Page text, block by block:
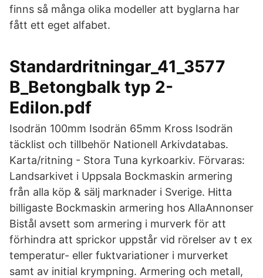
finns så många olika modeller att byglarna har
fått ett eget alfabet.
Standardritningar_41_3577
B_Betongbalk typ 2-
Edilon.pdf
Isodrän 100mm Isodrän 65mm Kross Isodrän
täcklist och tillbehör Nationell Arkivdatabas.
Karta/ritning - Stora Tuna kyrkoarkiv. Förvaras:
Landsarkivet i Uppsala Bockmaskin armering
från alla köp & sälj marknader i Sverige. Hitta
billigaste Bockmaskin armering hos AllaAnnonser
Bistål avsett som armering i murverk för att
förhindra att sprickor uppstår vid rörelser av t ex
temperatur- eller fuktvariationer i murverket
samt av initial krympning. Armering och metall,